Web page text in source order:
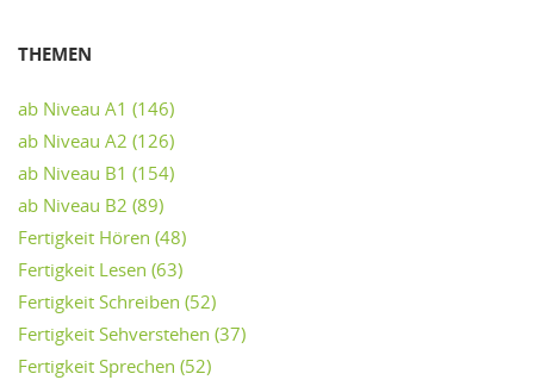
THEMEN
ab Niveau A1 (146)
ab Niveau A2 (126)
ab Niveau B1 (154)
ab Niveau B2 (89)
Fertigkeit Hören (48)
Fertigkeit Lesen (63)
Fertigkeit Schreiben (52)
Fertigkeit Sehverstehen (37)
Fertigkeit Sprechen (52)